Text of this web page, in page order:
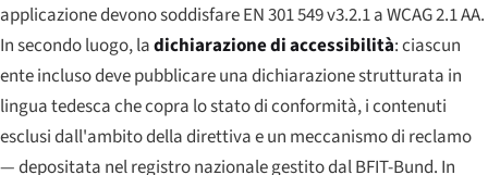
applicazione devono soddisfare EN 301 549 v3.2.1 a WCAG 2.1 AA.
In secondo luogo, ladichiarazione di accessibilità: ciascun
ente incluso deve pubblicare una dichiarazione strutturata in
lingua tedesca che copra lo stato di conformità, i contenuti
esclusi dall'ambito della direttiva e un meccanismo di reclamo
— depositata nel registro nazionale gestito dal BFIT-Bund. In